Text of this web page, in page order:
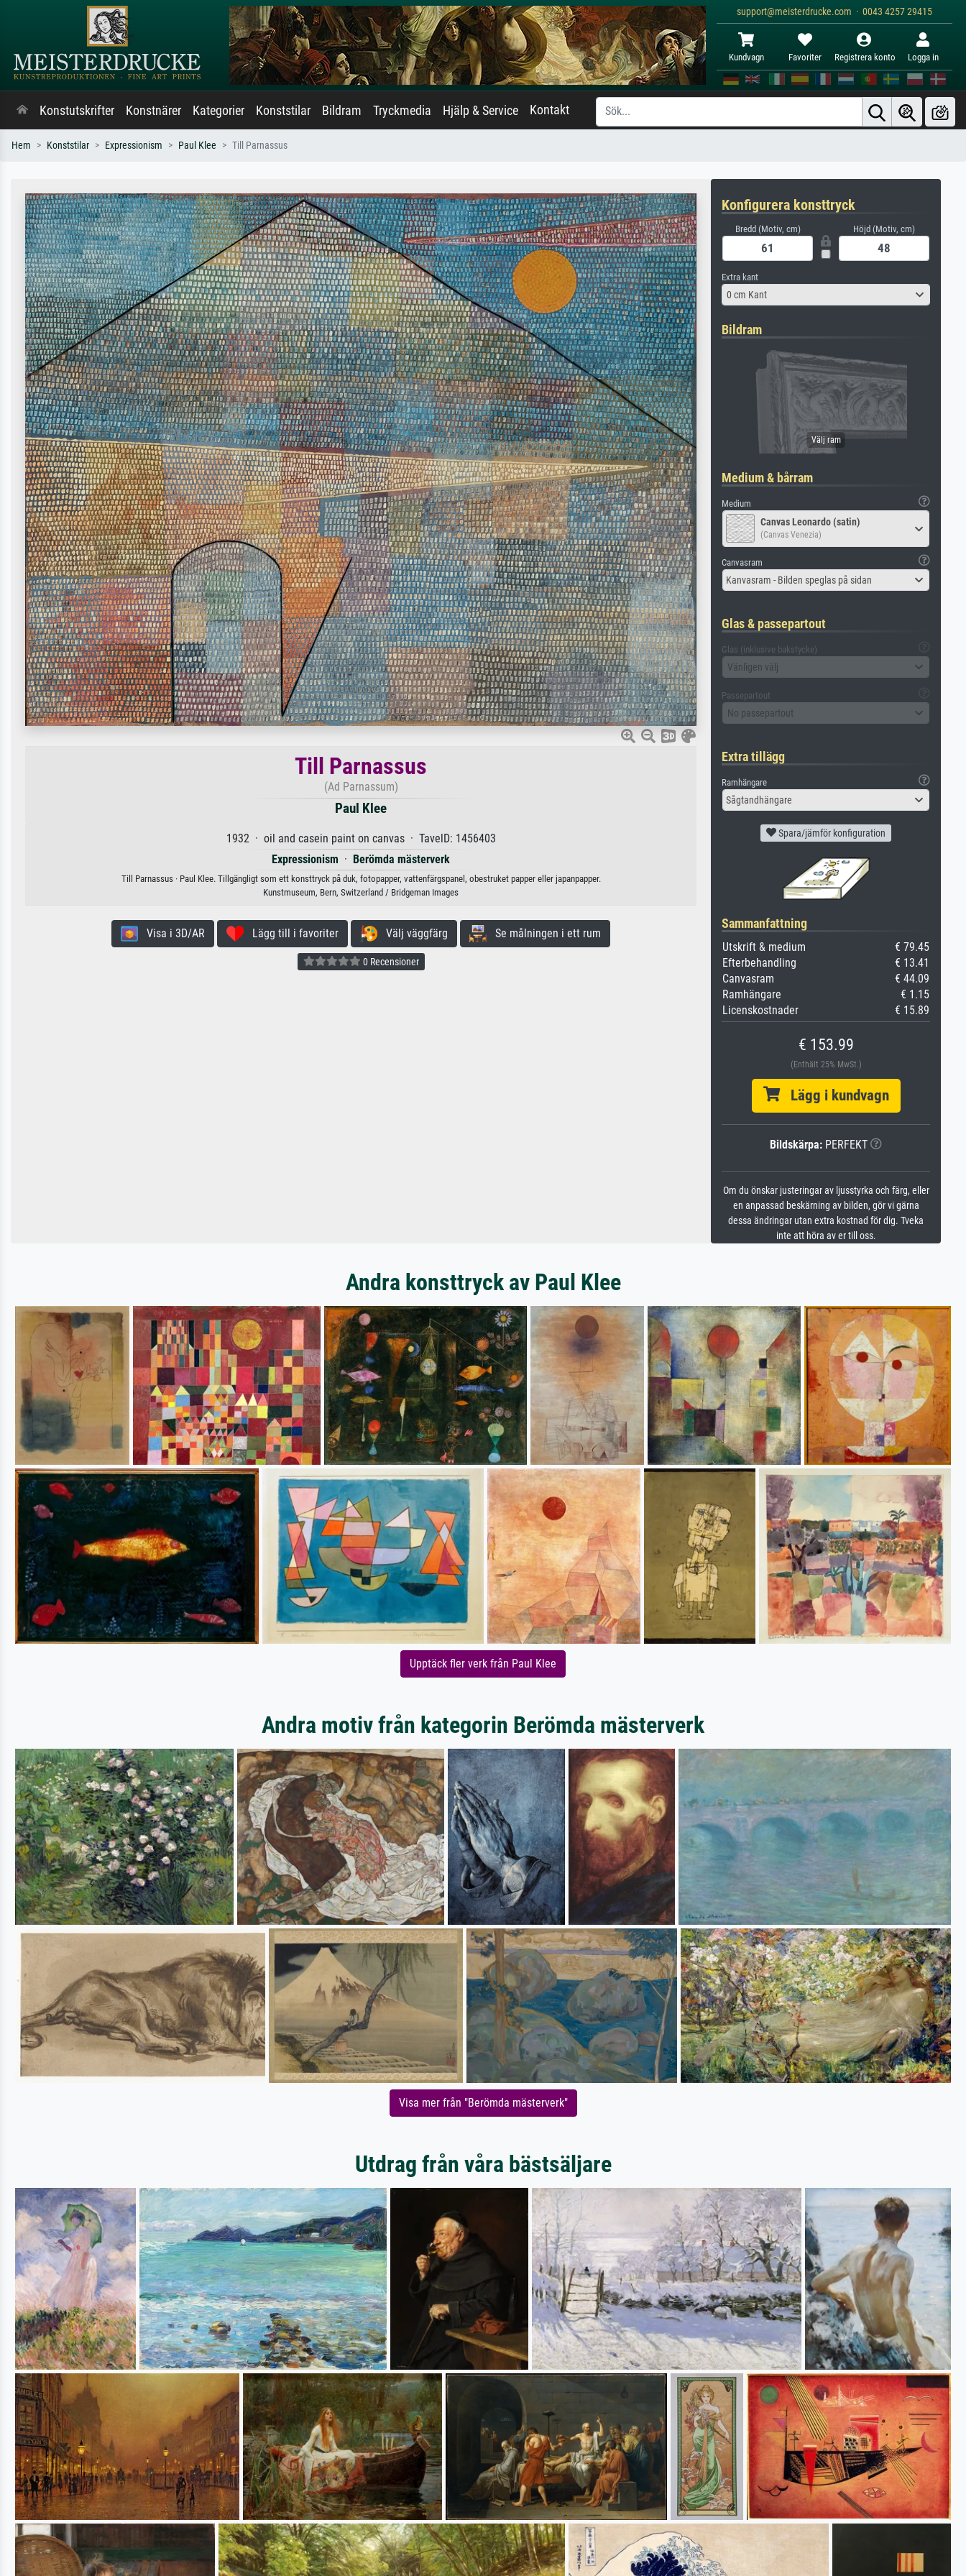
support@meisterdrucke.com · 0043 4257 29415
Kundvagn Favoriter Registrera konto Logga in
Konstutskrifter Konstnärer Kategorier Konststilar Bildram Tryckmedia Hjälp & Service Kontakt
Hem Konststilar Expressionism Paul Klee Till Parnassus
Till Parnassus
(Ad Parnassum)
Paul Klee
1932 · oil and casein paint on canvas · TavelD: 1456403
Expressionism · Berömda mästerverk
Till Parnassus · Paul Klee. Tillgängligt som ett konsttryck på duk, fotopapper, vattenfärgspanel, obestruket papper eller japanpapper.
Kunstmuseum, Bern, Switzerland / Bridgeman Images
Visa i 3D/AR Lägg till i favoriter Välj väggfärg Se målningen i ett rum
0 Recensioner
Konfigurera konsttryck
Bredd (Motiv, cm) Höjd (Motiv, cm)
Extra kant
0 cm Kant
Bildram
Medium & bårram
Medium
Canvas Leonardo (satin)
(Canvas Venezia)
Canvasram
Kanvasram - Bilden speglas på sidan
Glas & passepartout
Glas (inklusive bakstycke)
Vänligen välj
Passepartout
No passepartout
Extra tillägg
Ramhängare
Sågtandhängare
Spara/jämför konfiguration
Sammanfattning
Utskrift & medium
€ 79.45
Efterbehandling
€ 13.41
Canvasram
€ 44.09
Ramhängare
€ 1.15
Licenskostnader
€ 15.89
€ 153.99
(Enthält 25% MwSt.)
Lägg i kundvagn
Bildskärpa: PERFEKT
Om du önskar justeringar av ljusstyrka och färg, eller
en anpassad beskärning av bilden, gör vi gärna
dessa ändringar utan extra kostnad för dig. Tveka
inte att höra av er till oss.
Andra konsttryck av Paul Klee
Upptäck fler verk från Paul Klee
Andra motiv från kategorin Berömda mästerverk
Visa mer från "Berömda mästerverk"
Utdrag från våra bästsäljare